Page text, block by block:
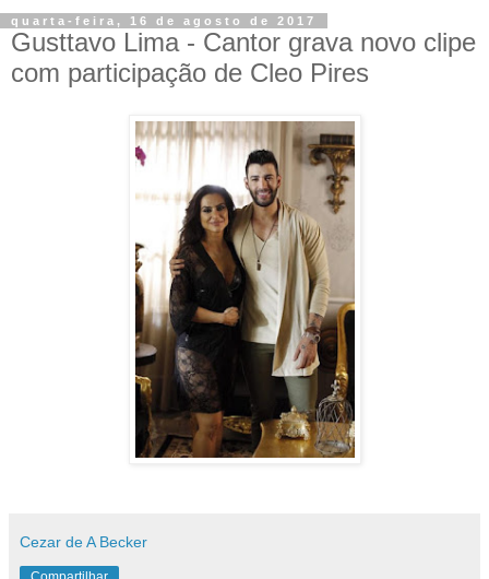
quarta-feira, 16 de agosto de 2017
Gusttavo Lima - Cantor grava novo clipe
com participação de Cleo Pires
Cezar de A Becker